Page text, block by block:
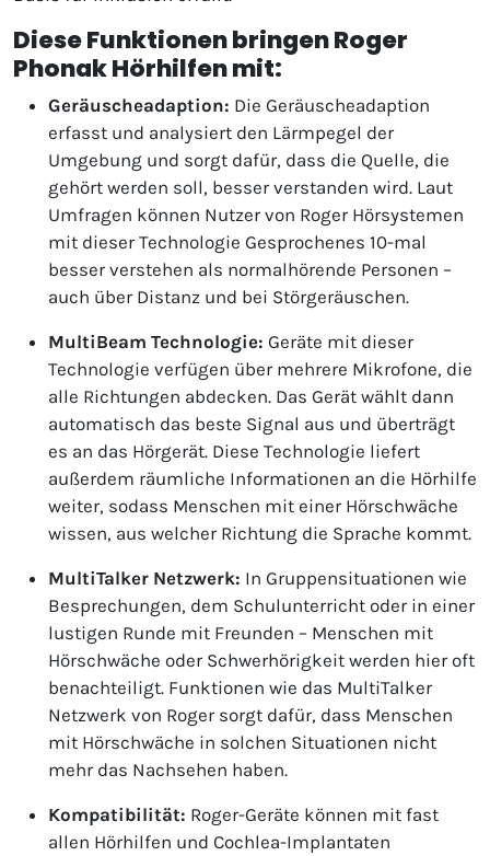
Diese Funktionen bringen Roger
Phonak Hörhilfen mit:
Geräuscheadaption: Die Geräuscheadaption
erfasst und analysiert den Lärmpegel der
Umgebung und sorgt dafür, dass die Quelle, die
gehört werden soll, besser verstanden wird. Laut
Umfragen können Nutzer von Roger Hörsystemen
mit dieser Technologie Gesprochenes 10-mal
besser verstehen als normalhörende Personen –
auch über Distanz und bei Störgeräuschen.
MultiBeam Technologie: Geräte mit dieser
Technologie verfügen über mehrere Mikrofone, die
alle Richtungen abdecken. Das Gerät wählt dann
automatisch das beste Signal aus und überträgt
es an das Hörgerät. Diese Technologie liefert
außerdem räumliche Informationen an die Hörhilfe
weiter, sodass Menschen mit einer Hörschwäche
wissen, aus welcher Richtung die Sprache kommt.
MultiTalker Netzwerk: In Gruppensituationen wie
Besprechungen, dem Schulunterricht oder in einer
lustigen Runde mit Freunden – Menschen mit
Hörschwäche oder Schwerhörigkeit werden hier oft
benachteiligt. Funktionen wie das MultiTalker
Netzwerk von Roger sorgt dafür, dass Menschen
mit Hörschwäche in solchen Situationen nicht
mehr das Nachsehen haben.
Kompatibilität: Roger-Geräte können mit fast
allen Hörhilfen und Cochlea-Implantaten